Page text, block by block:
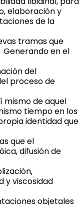
elaboración y
de la
tramas que
en el
del
proceso de
mismo de aquel
tiempo en los
identidad que
que el
difusión de
y viscosidad
objetales